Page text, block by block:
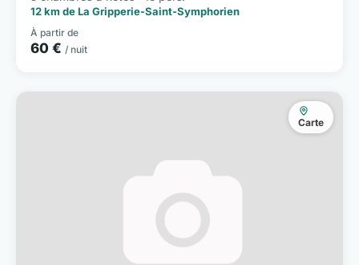
12 km de La Gripperie-Saint-Symphorien
À partir de
60 € / nuit
Carte